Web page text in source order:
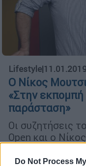
Do Not Process
Lifestyle|
Ο Νίκος
«Στην
παράσταση»
Οι συζητήσεις
Open και ο